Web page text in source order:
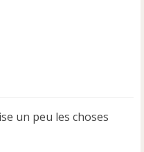
un peu les choses